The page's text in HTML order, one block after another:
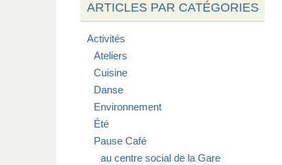
ARTICLES PAR CATÉGORIES
Activités
Ateliers
Cuisine
Danse
Environnement
Été
Pause Café
au centre social de la Gare